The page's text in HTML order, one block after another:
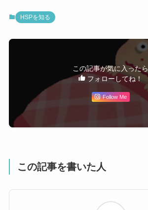
HSPを知る
この記事が気に入ったら
フォローしてね！
Follow Me
この記事を書いた人